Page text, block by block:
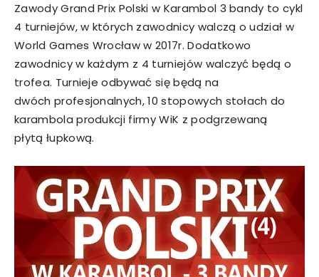
Zawody Grand Prix Polski w Karambol 3­ bandy to cykl
4 turniejów, w których zawodnicy walczą o udział w
World Games Wrocław w 2017r. Dodatkowo
zawodnicy w każdym z 4 turniejów walczyć będą o
trofea. Turnieje odbywać się będą na
dwóch profesjonalnych, 10 stopowych stołach do
karambola produkcji firmy WiK z podgrzewaną
płytą łupkową.